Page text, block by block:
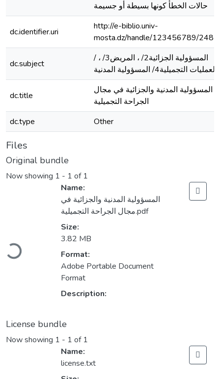
حالات الخطأ كونها بسيطة أو جسيمة
dc.identifier.uri
http://e-biblio.univ-
mosta.dz/handle/123456789/
dc.subject
/ المسؤولية الجزائية2/ ، المريض3/ ،
العمليات التجميلية4/ المسؤولية المدنية
dc.title
المسؤولية المدنية والجزائية في مجال
الجراحة التجميلية
dc.type
Other
Files
Original bundle
Now showing 1 - 1 of 1
Loading...
Name:
المسؤولية المدنية والجزائية في
مجال الجراحة التجميلية.pdf
Size:
3.82 MB
Format:
Adobe Portable Document
Format
Description:
License bundle
Now showing 1 - 1 of 1
Name:
license.txt